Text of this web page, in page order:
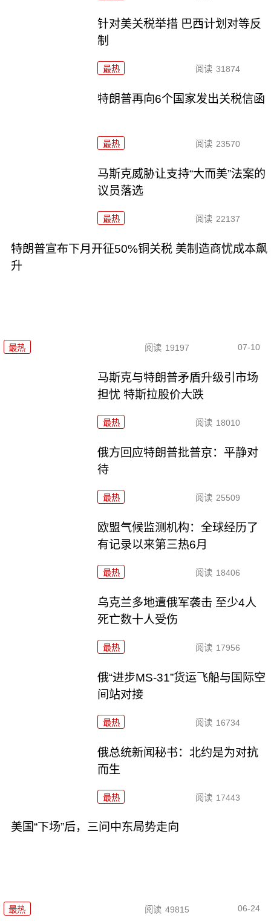
针对美关税举措 巴西计划对等反
制
最热 阅读 31874
特朗普再向6个国家发出关税信函
最热 阅读 23570
马斯克威胁让支持“大而美”法案的
议员落选
最热 阅读 22137
特朗普宣布下月开征50%铜关税 美制造商忧成本飙
升
最热 阅读 19197 07-10
马斯克与特朗普矛盾升级引市场
担忧 特斯拉股价大跌
最热 阅读 18010
俄方回应特朗普批普京：平静对
待
最热 阅读 25509
欧盟气候监测机构：全球经历了
有记录以来第三热6月
最热 阅读 18406
乌克兰多地遭俄军袭击 至少4人
死亡数十人受伤
最热 阅读 17956
俄“进步MS-31”货运飞船与国际空
间站对接
最热 阅读 16734
俄总统新闻秘书：北约是为对抗
而生
最热 阅读 17443
美国“下场”后，三问中东局势走向
最热 阅读 49815 06-24